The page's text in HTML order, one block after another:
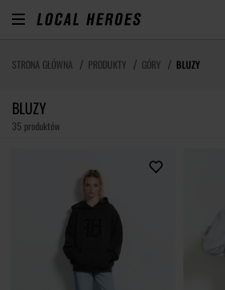
STRONA GŁÓWNA PRODUKTY GÓRY BLUZY
BLUZY
35 produktów